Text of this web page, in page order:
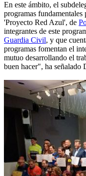
En este ámbito, el
programas
'Proyecto Red Azul', de
integrantes de este
Guardia Civil, y que
programas fomentan el
mutuo desarrollando el
buen hacer", ha señalado